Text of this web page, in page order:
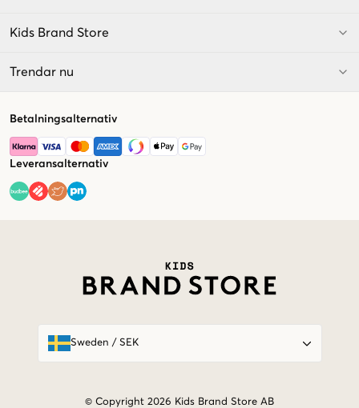
Kids Brand Store
Trendar nu
Betalningsalternativ
Leveransalternativ
Sweden / SEK
© Copyright 2026 Kids Brand Store AB